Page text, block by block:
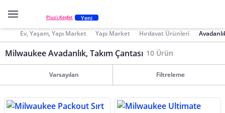
Plus'ı Keşfet Yeni
Ev, Yaşam, Yapı Market Yapı Market Hırdavat Ürünleri
Milwaukee Avadanlık, Takım Çantası 10 Ürün
Varsayılan Filtreleme